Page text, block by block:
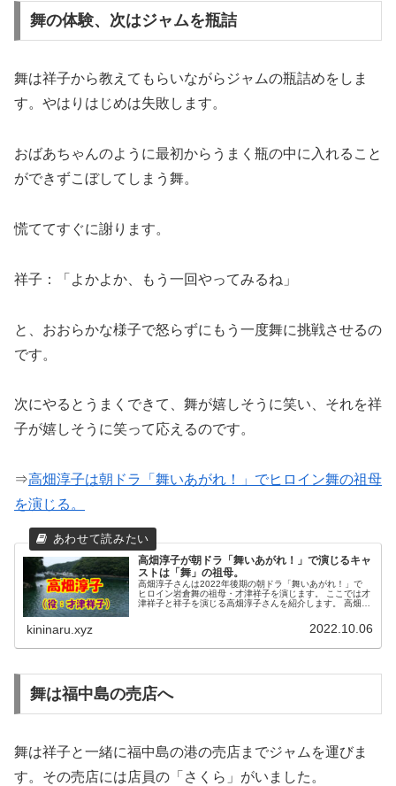
舞の体験、次はジャムを瓶詰
舞は祥子から教えてもらいながらジャムの瓶詰めをしま
す。やはりはじめは失敗します。
おばあちゃんのように最初からうまく瓶の中に入れること
ができずこぼしてしまう舞。
慌ててすぐに謝ります。
祥子：「よかよか、もう一回やってみるね」
と、おおらかな様子で怒らずにもう一度舞に挑戦させるの
です。
次にやるとうまくできて、舞が嬉しそうに笑い、それを祥
子が嬉しそうに笑って応えるのです。
⇒高畑淳子は朝ドラ「舞いあがれ！」でヒロイン舞の祖母
を演じる。
高畑淳子が朝ドラ「舞いあがれ！」で演じるキャ
ストは「舞」の祖母。
高畑淳子さんは2022年後期の朝ドラ「舞いあがれ！」で
ヒロイン岩倉舞の祖母・才津祥子を演じます。 ここでは才
津祥子と祥子を演じる高畑淳子さんを紹介します。 高畑淳
kininaru.xyz 2022.10.06
舞は福中島の売店へ
舞は祥子と一緒に福中島の港の売店までジャムを運びま
す。その売店には店員の「さくら」がいました。